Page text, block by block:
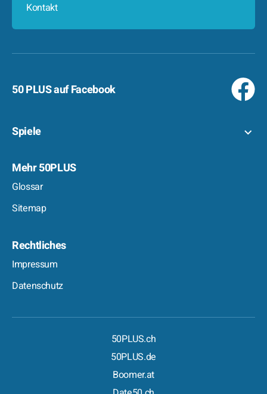
Kontakt
50 PLUS auf Facebook
Spiele
Mehr 50PLUS
Glossar
Sitemap
Rechtliches
Impressum
Datenschutz
50PLUS.ch
50PLUS.de
Boomer.at